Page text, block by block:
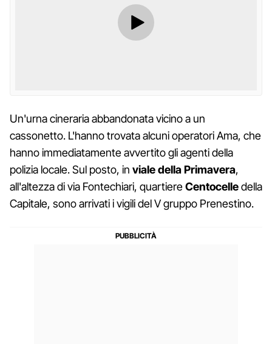
Un'urna cineraria abbandonata vicino a un
cassonetto. L'hanno trovata alcuni operatori Ama, che
hanno immediatamente avvertito gli agenti della
polizia locale. Sul posto, in viale della Primavera,
all'altezza di via Fontechiari, quartiereCentocelledella
Capitale, sono arrivati i vigili del V gruppo Prenestino.